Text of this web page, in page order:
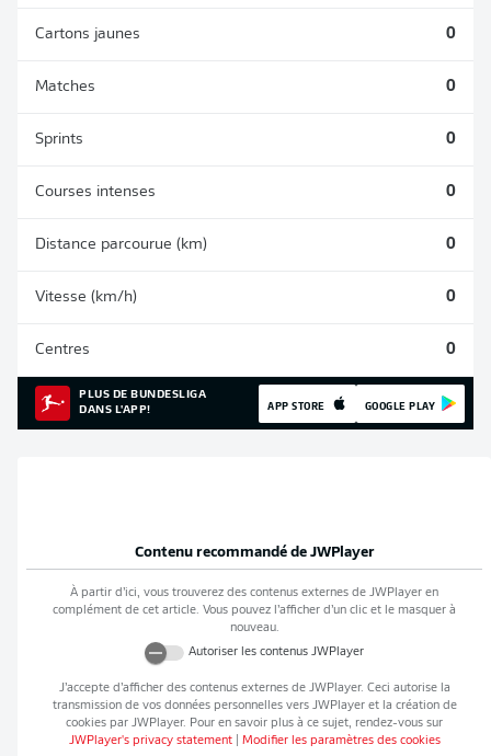
Cartons jaunes 0
Matches 0
Sprints 0
Courses intenses 0
Distance parcourue (km) 0
Vitesse (km/h) 0
Centres 0
PLUS DE BUNDESLIGA
DANS L'APP!
APP STORE GOOGLE PLAY
Contenu recommandé de JWPlayer
À partir d’ici, vous trouverez des contenus externes de JWPlayer en
complément de cet article. Vous pouvez l’afficher d’un clic et le masquer à
nouveau.
Autoriser les contenus JWPlayer
J’accepte d’afficher des contenus externes de JWPlayer. Ceci autorise la
transmission de vos données personnelles vers JWPlayeret la création de
cookies par JWPlayer. Pour en savoir plus à ce sujet, rendez-vous sur
JWPlayer's privacy statement| Modifier les paramètres des cookies